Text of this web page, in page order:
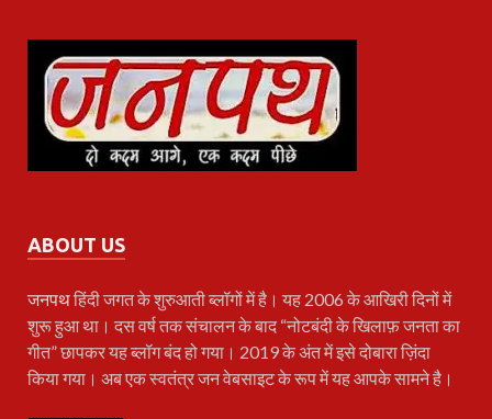
ABOUT US
जनपथहिंदी जगत के शुरुआती ब्लॉगों में है। यह 2006 के आखिरी दिनों में
शुरू हुआ था। दस वर्ष तक संचालन के बाद “नोटबंदी के खिलाफ़ जनता का
गीत” छापकर यह ब्लॉग बंद हो गया। 2019 के अंत में इसे दोबारा ज़िंदा
किया गया। अब एक स्वतंत्र जन वेबसाइट के रूप में यह आपके सामने है।